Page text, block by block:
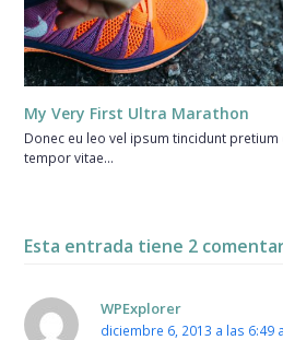
My Very First Ultra Marathon
Donec eu leo vel ipsum tincidunt pretium
tempor vitae…
Esta entrada tiene 2
WPExplorer
diciembre 6, 2013 a las 6:49